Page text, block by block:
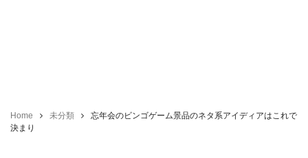
Home 未分類
忘年会のビンゴゲーム景品のネタ系アイディアはこれで
決まり